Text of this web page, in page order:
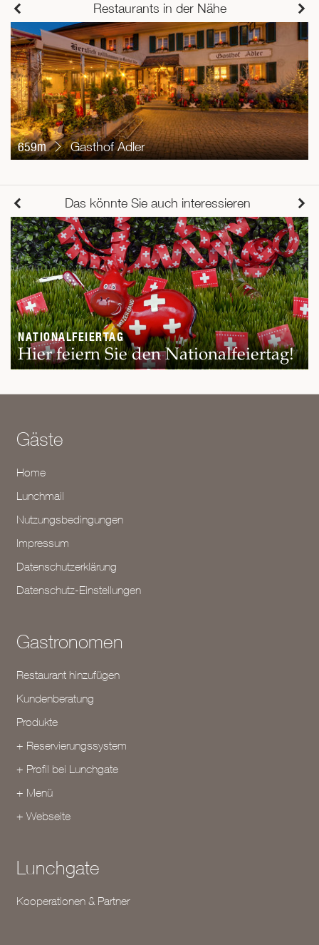
Restaurants in der Nähe
659m Gasthof Adler
Das könnte Sie auch interessieren
NATIONALFEIERTAG
Hier feiern Sie den Nationalfeiertag!
Gäste
Home
Lunchmail
Nutzungsbedingungen
Impressum
Datenschutzerklärung
Datenschutz-Einstellungen
Gastronomen
Restaurant hinzufügen
Kundenberatung
Produkte
+ Reservierungssystem
+ Profil bei Lunchgate
+ Menü
+ Webseite
Lunchgate
Kooperationen & Partner